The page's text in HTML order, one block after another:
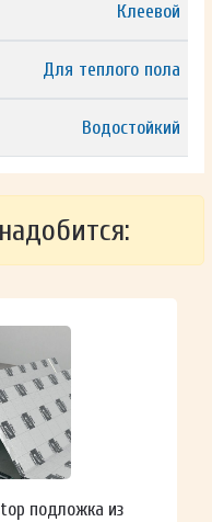
Клеевой
Для теплого пола
Водостойкий
подложка из